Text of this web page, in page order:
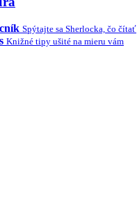
Spýtajte sa Sherlocka, čo čítať
Knižné tipy ušité na mieru vám